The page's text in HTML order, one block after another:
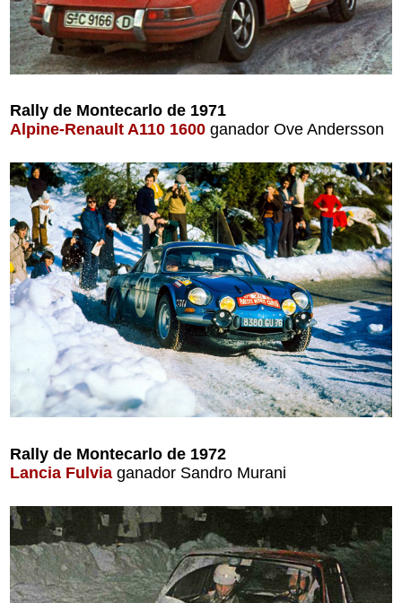
Rally de Montecarlo de 1971
Alpine-Renault A110 1600 ganador Ove Andersson
Rally de Montecarlo de 1972
Lancia Fulvia ganador Sandro Murani